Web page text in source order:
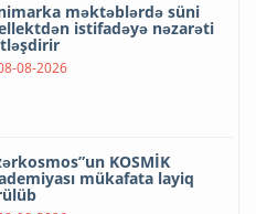
məktəblərdə süni
istifadəyə nəzarəti
08-2026
KOSMİK
mükafata layiq